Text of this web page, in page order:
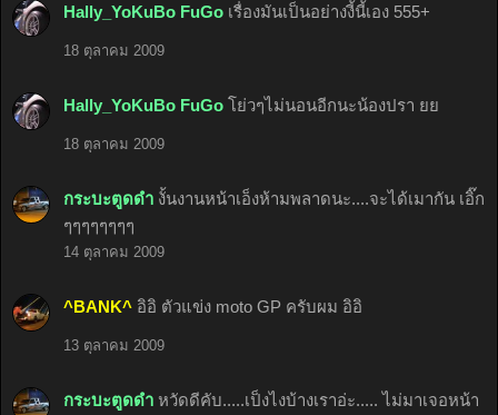
Hally_YoKuBo FuGo เรื่องมันเป็นอย่างงี้นี้เอง 555+
18 ตุลาคม 2009
Hally_YoKuBo FuGo โย่วๆไม่นอนอีกนะน้องปรา ยย
18 ตุลาคม 2009
กระบะตูดดำ งั้นงานหน้าเอ็งห้ามพลาดนะ....จะได้เมากัน เอิ๊ก
ๆๆๆๆๆๆๆๆ
14 ตุลาคม 2009
^BANK^ อิอิ ตัวแข่ง moto GP ครับผม อิอิ
13 ตุลาคม 2009
กระบะตูดดำ หวัดดีคับ.....เป็งไงบ้างเราอ่ะ..... ไม่มาเจอหน้า